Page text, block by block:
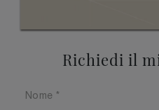
Richiedi il